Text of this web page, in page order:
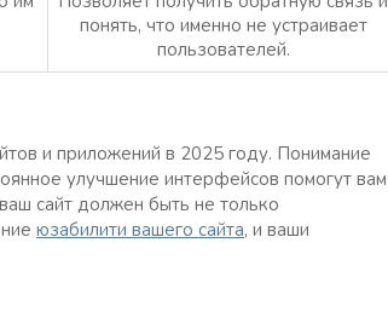
понять, что именно не устраивает
пользователей.
и приложений в 2025 году. Понимание
улучшение интерфейсов помогут вам
сайт должен быть не только
юзабилити вашего сайта, и ваши